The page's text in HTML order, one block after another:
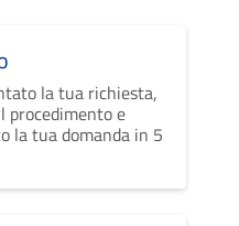
la tua richiesta,
procedimento e
la tua domanda in 5